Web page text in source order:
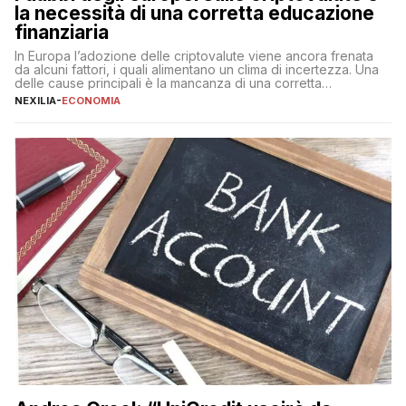
la necessità di una corretta educazione
finanziaria
In Europa l’adozione delle criptovalute viene ancora frenata
da alcuni fattori, i quali alimentano un clima di incertezza. Una
delle cause principali è la mancanza di una corretta
educazione finanziaria, che impedisce ad una larga parte della
sulle criptovalute: […]
NEXILIA-ECONOMIA